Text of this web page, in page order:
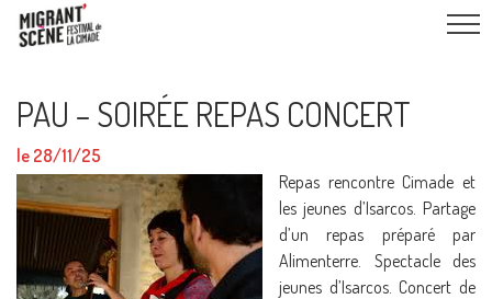
PAU – SOIRÉE REPAS CONCERT
le 28/11/25
Repas rencontre Cimade et
les jeunes d’Isarcos. Partage
d’un repas préparé par
Alimenterre. Spectacle des
jeunes d’Isarcos. Concert de